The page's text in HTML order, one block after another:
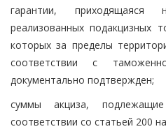
гарантии,
реализованных подакцизных
которых за пределы
соответствии с
документально подтвержден;
суммы акциза,
соответствии со статьей 200